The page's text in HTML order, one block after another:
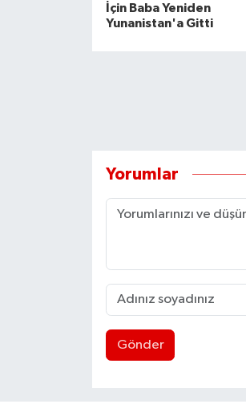
İçin Baba Yeniden
Yunanistan'a Gitti
Yorumlar
Gönder